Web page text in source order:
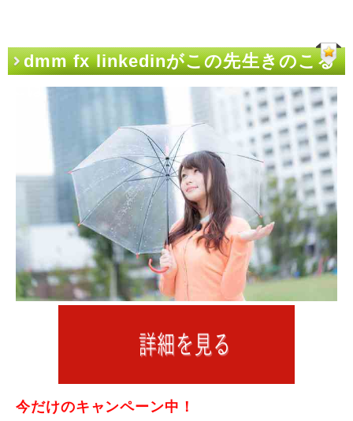
dmm fx linkedinがこの先生きのこる
には
今だけのキャンペーン中！